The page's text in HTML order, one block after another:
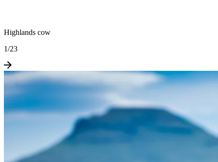
Highlands cow
1/23